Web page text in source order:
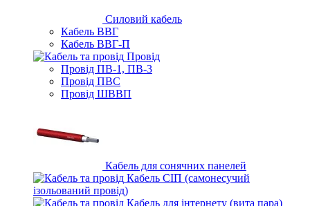
Силовий кабель
Кабель ВВГ
Кабель ВВГ-П
Провід
Провід ПВ-1, ПВ-3
Провід ПВС
Провід ШВВП
Кабель для сонячних панелей
Кабель СІП (самонесучий
ізольований провід)
Кабель для інтернету (вита пара)